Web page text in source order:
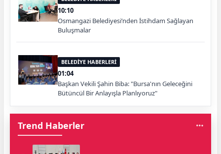
10:10
Osmangazi Belediyesi’nden İstihdam Sağlayan
Buluşmalar
BELEDİYE HABERLERİ
01:04
Başkan Vekili Şahin Biba: "Bursa'nın Geleceğini
Bütüncül Bir Anlayışla Planlıyoruz"
Trend Haberler